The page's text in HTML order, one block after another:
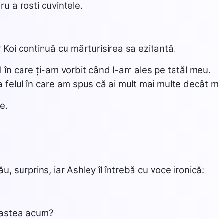
a rosti cuvintele.
continuă cu mărturisirea sa ezitantă.
care ți-am vorbit când l-am ales pe tatăl meu.
în care am spus că ai mult mai multe decât
surprins, iar Ashley îl întrebă cu voce ironică:
acum?